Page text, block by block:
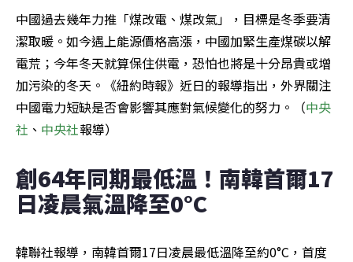
中國過去幾年力推「煤改電、煤改氣」，目標是冬季要清
潔取暖。如今遇上能源價格高漲，中國加緊生產煤碳以解
電荒；今年冬天就算保住供電，恐怕也將是十分昂貴或增
加污染的冬天。《紐約時報》近日的報導指出，外界關注
中國電力短缺是否會影響其應對氣候變化的努力。（中央
社 、 中央社報導）
創64年同期最低溫！南韓首爾17
日凌晨氣溫降至0°C
韓聯社報導，南韓首爾17日凌晨最低溫降至約0°C，首度